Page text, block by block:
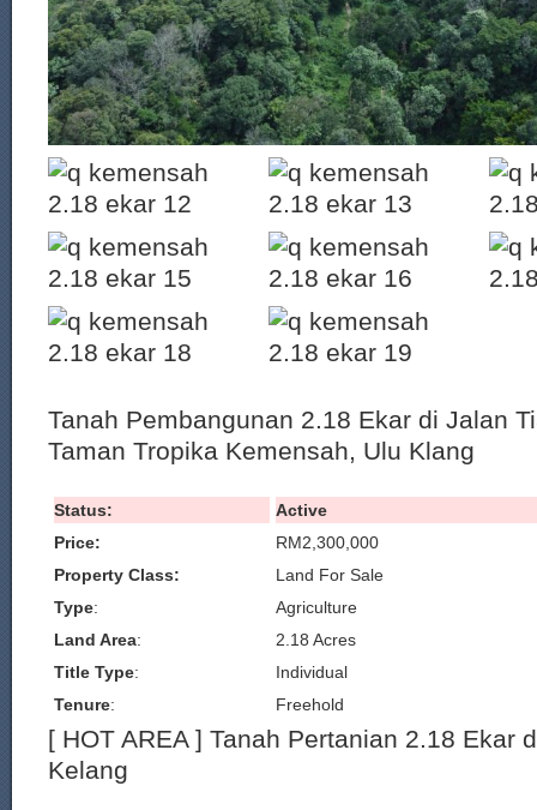
Tanah Pembangunan 2.18 Ekar di Jalan
Taman Tropika Kemensah, Ulu Klang
Status:
Active
Price:
RM2,300,000
Property Class:
Land For Sale
Type:
Agriculture
Land Area:
2.18 Acres
Title Type:
Individual
Tenure: Freehold
[ HOT AREA ] Tanah Pertanian 2.18 Ekar
Kelang